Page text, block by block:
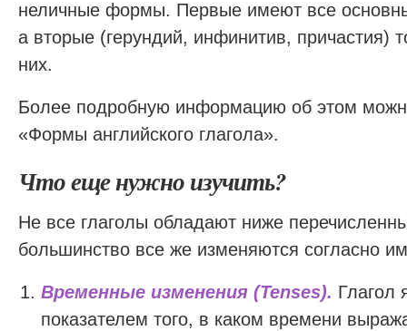
неличные формы. Первые имеют все
а вторые (герундий, инфинитив, причастия)
них.
Более подробную информацию об этом
«Формы английского глагола».
Что еще нужно изучить?
Не все глаголы обладают ниже
большинство все же изменяются согласно
Временные изменения (Tenses). Глагол
показателем того, в каком времени